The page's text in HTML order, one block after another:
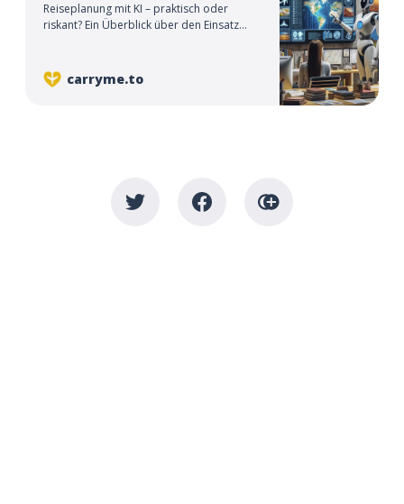
Reiseplanung mit KI – praktisch oder
riskant? Ein Überblick über den Einsatz
carryme.to